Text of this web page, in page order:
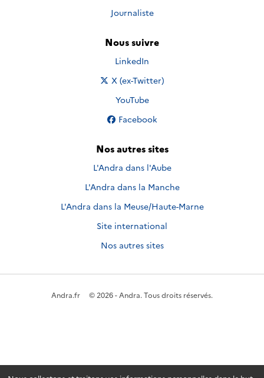
Journaliste
Nous suivre
Nous suivre sur
LinkedIn
Nous suivre sur
X (ex-Twitter)
Nous suivre sur
YouTube
Nous suivre sur
Facebook
Nos autres sites
L'Andra dans l'Aube
L'Andra dans la Manche
L'Andra dans la Meuse/Haute-Marne
Site international
Nos autres sites
Andra.fr © 2026 - Andra. Tous droits réservés.